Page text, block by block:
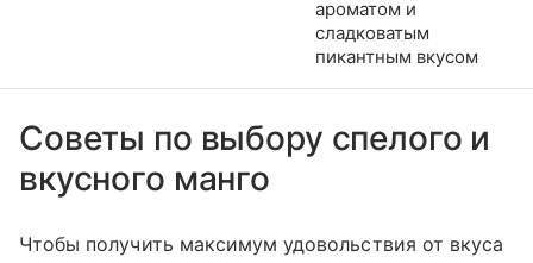
ароматом и
сладковатым
пикантным вкусом
Советы по выбору спелого и
вкусного манго
Чтобы получить максимум удовольствия от вкуса